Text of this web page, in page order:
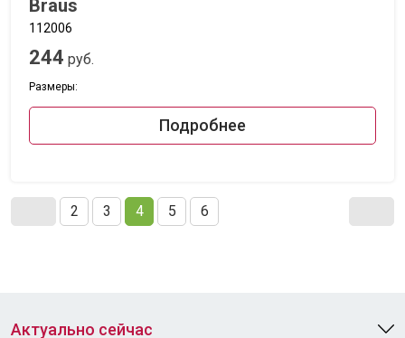
Braus
112006
244 руб.
Размеры:
Подробнее
2 3 4 5 6
Актуально сейчас